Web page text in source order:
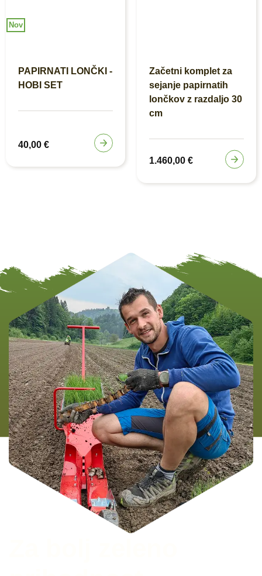
Nov
PAPIRNATI LONČKI -
HOBI SET
40,00 €
Začetni komplet za
sejanje papirnatih
lončkov z razdaljo 30
cm
1.460,00 €